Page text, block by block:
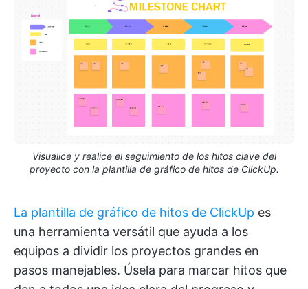
Visualice y realice el seguimiento de los hitos clave del
proyecto con la plantilla de gráfico de hitos de ClickUp.
La plantilla de gráfico de hitos de ClickUp es
una herramienta versátil que ayuda a los
equipos a dividir los proyectos grandes en
pasos manejables. Úsela para marcar hitos que